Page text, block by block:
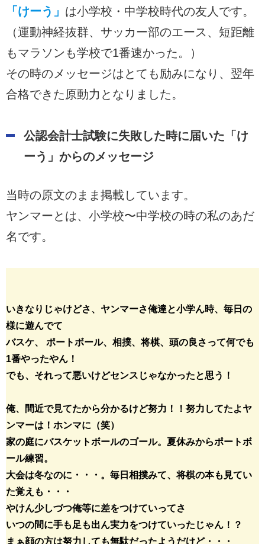
「けーう」 は小学校・中学校時代の友人です。
（運動神経抜群、サッカー部のエース、短距離
もマラソンも学校で1番速かった。）
その時のメッセージはとても励みになり、翌年
合格できた原動力となりました。
公認会計士試験に失敗した時に届いた「け
ーう」からのメッセージ
当時の原文のまま掲載しています。
ヤンマーとは、小学校〜中学校の時の私のあだ
名です。
いきなりじゃけどさ、ヤンマーさ俺達と小学ん時、毎日の
様に遊んでて
バスケ、 ポートボール、相撲、将棋、頭の良さって何でも
1番やったやん！
でも、それって悪いけどセンスじゃなかったと思う！
俺、間近で見てたから分かるけど努力！！努力してたよヤ
ンマーは！ホンマに（笑）
家の庭にバスケットボールのゴール。夏休みからポートボ
ール練習。
大会は冬なのに・・・。毎日相撲みて、将棋の本も見てい
た覚えも・・・
やけん少しづつ俺等に差をつけていってさ
いつの間に手も足も出ん実力をつけていったじゃん！？
まぁ顔の方は努力しても無駄だったようだけど・・・